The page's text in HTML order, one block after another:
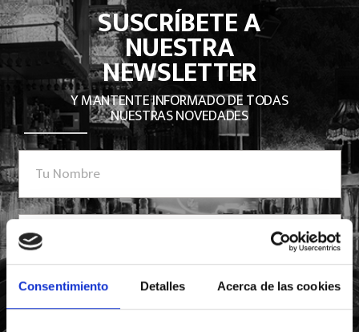
Consentimiento Detalles Acerca de las cookies
SUSCRÍBETE A
NUESTRA
NEWSLETTER
Y MANTENTE INFORMADO DE TODAS
NUESTRAS NOVEDADES